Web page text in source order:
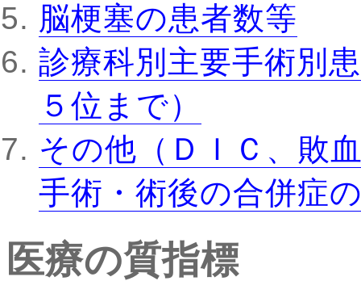
脳梗塞の患者数等
診療科別主要手術別
５位まで）
その他（ＤＩＣ、敗
手術・術後の合併症
医療の質指標